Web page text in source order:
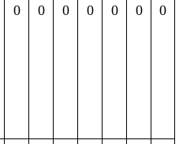
0 0 0 0 0 0 0